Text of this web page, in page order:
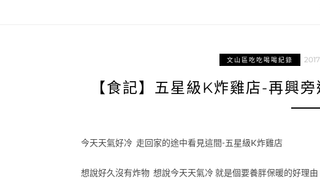
文山區吃吃喝喝紀錄
【食記】五星級K炸雞店-再興
今天天氣好冷 走回家的途中看見這間-五星級K炸雞店
想說好久沒有炸物 想說今天天氣冷 就是個要養胖保暖的好理由